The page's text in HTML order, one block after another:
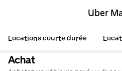
Uber
Locations courte durée
Achat